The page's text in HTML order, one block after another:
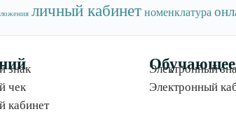
личный кабинет номенклатура
знак
чек
кабинет
Обучающее
Электронный
Электронный